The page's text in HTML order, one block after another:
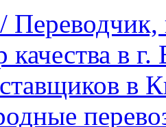
Переводчик,
качества в
в